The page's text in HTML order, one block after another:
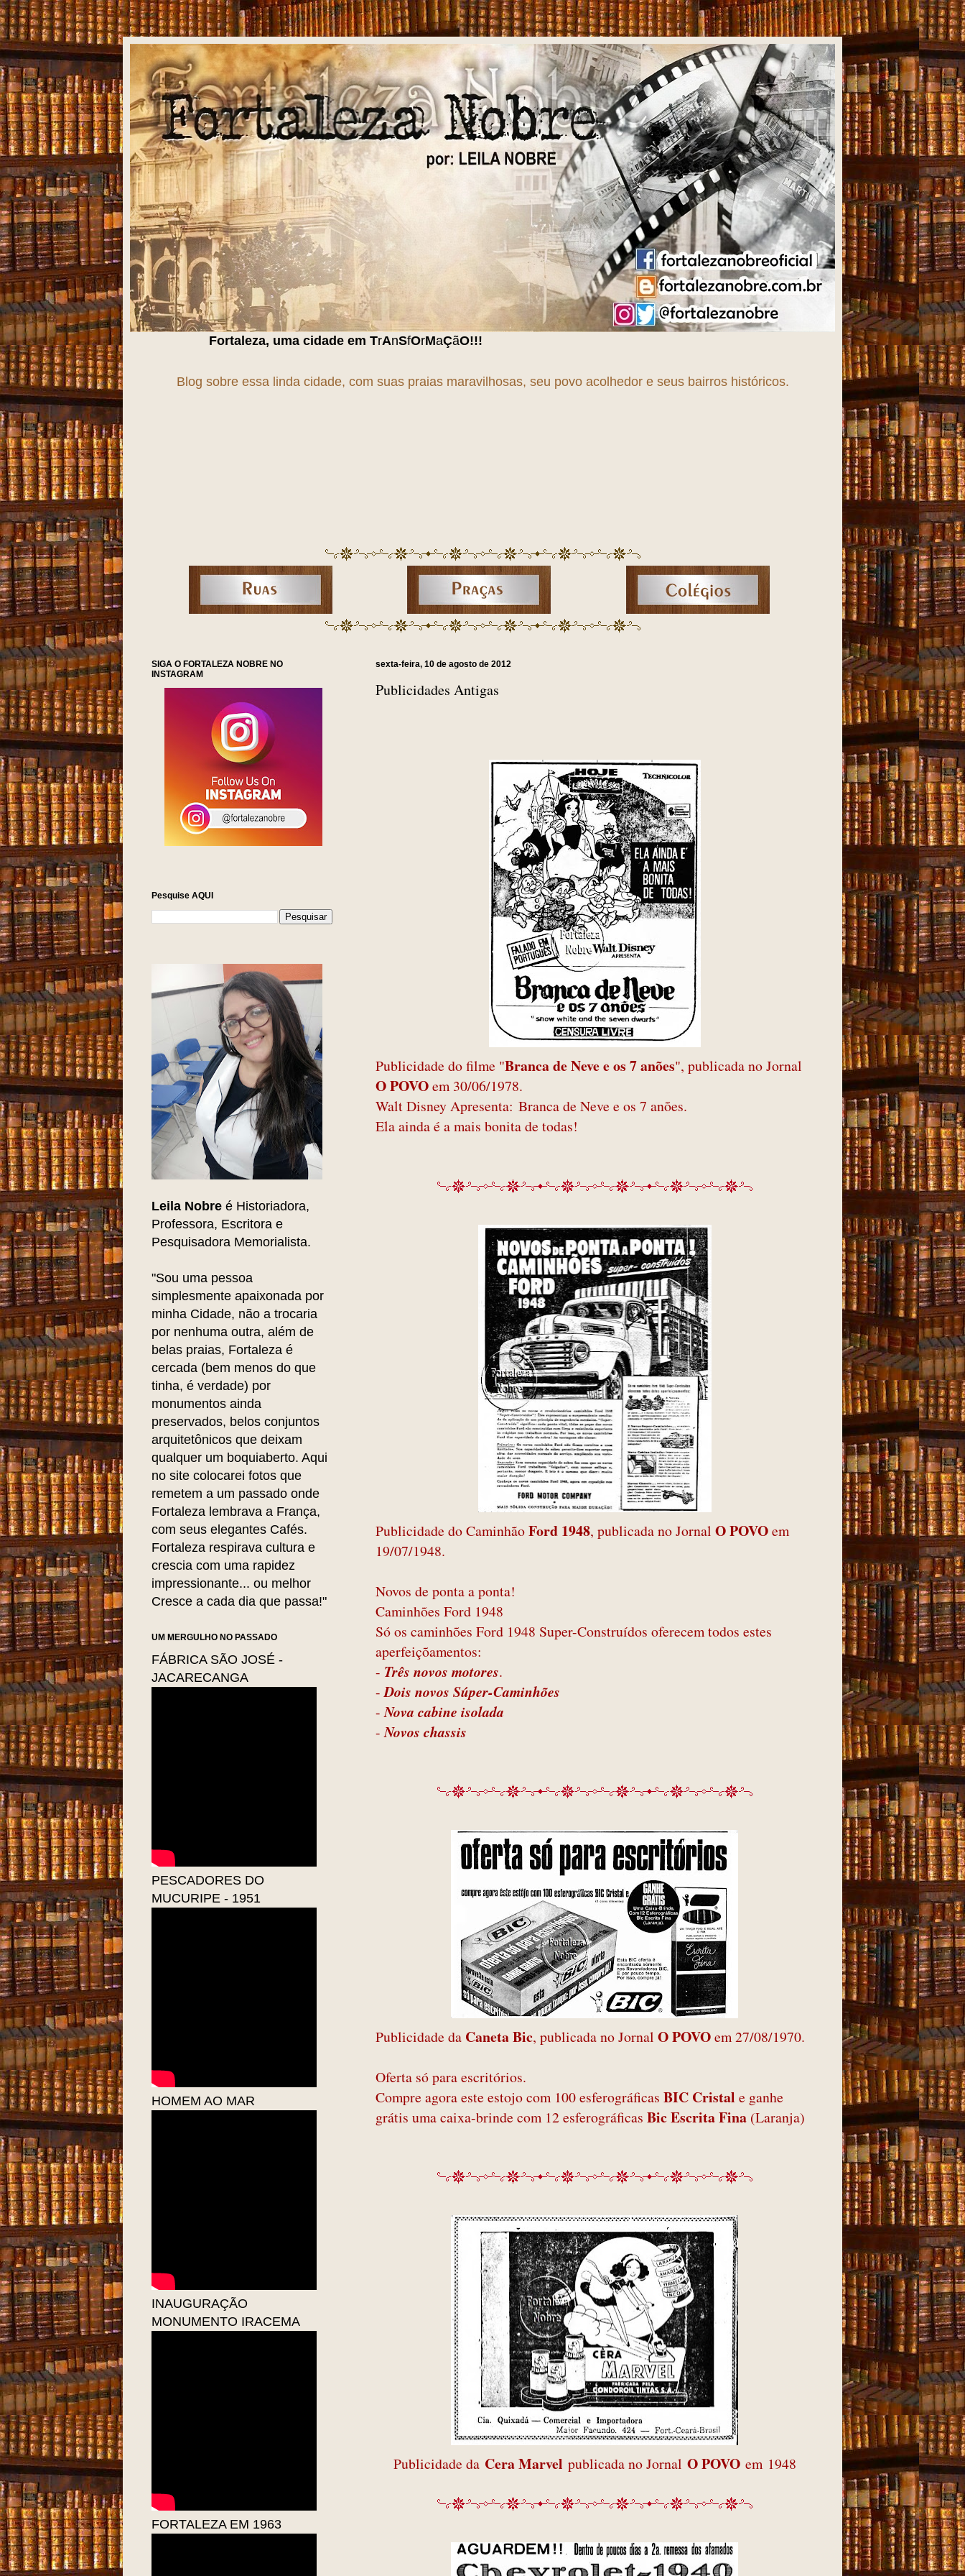
Fortaleza, uma cidade emTrA nSfOrMaÇãO!!!
Blog sobre essa linda cidade, com suas praias maravilhosas, seu povo acolhedor e seus bairros históricos.
sexta-feira, 10 de agosto de 2012
Publicidades Antigas
Publicidade do filme "Branca de Neve e os 7 anões", publicada no Jornal
O POVOem 30/06/1978.
Walt Disney Apresenta: Branca de Neve e os 7 anões.
Ela ainda é a mais bonita de todas!
Publicidade do CaminhãoFord 1948, publicada no Jornal O POVOem
19/07/1948.
Novos de ponta a ponta!
Caminhões Ford 1948
Só os caminhões Ford 1948 Super-Construídos oferecem todos estes
aperfeiçõamentos:
- Três novos motores.
-Dois novos Súper-Caminhões
-Nova cabine isolada
-Novos chassis
Publicidade da Caneta Bic, publicada no Jornal O POVOem 27/08/1970.
Oferta só para escritórios.
Compre agora este estojo com 100 esferográficas BIC Cristal e ganhe
grátis uma caixa-brinde com 12 esferográficas Bic Escrita Fina (Laranja)
Publicidade da Cera Marvel publicada no Jornal O POVOem 1948
SIGA O FORTALEZA NOBRE NO
INSTAGRAM
Pesquise AQUI
Leila Nobre é Historiadora,
Professora, Escritora e
Pesquisadora Memorialista.
"Sou uma pessoa
simplesmente apaixonada por
minha Cidade, não a trocaria
por nenhuma outra, além de
belas praias, Fortaleza é
cercada (bem menos do que
tinha, é verdade) por
monumentos ainda
preservados, belos conjuntos
arquitetônicos que deixam
qualquer um boquiaberto. Aqui
no site colocarei fotos que
remetem a um passado onde
Fortaleza lembrava a França,
com seus elegantes Cafés.
Fortaleza respirava cultura e
crescia com uma rapidez
impressionante... ou melhor
Cresce a cada dia que passa!"
UM MERGULHO NO PASSADO
FÁBRICA SÃO JOSÉ -
JACARECANGA
PESCADORES DO
MUCURIPE - 1951
HOMEM AO MAR
INAUGURAÇÃO
MONUMENTO IRACEMA
FORTALEZA EM 1963